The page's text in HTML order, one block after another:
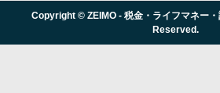
Copyright © ZEIMO - 税金・ライフマネー
Reserved.